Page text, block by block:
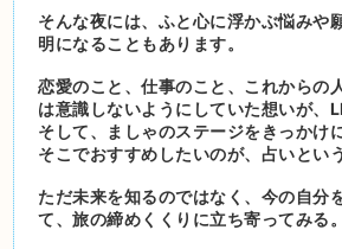
そんな夜には、ふと心に浮かぶ悩みや
明になることもあります。
恋愛のこと、仕事のこと、これからの
は意識しないようにしていた想いが、
そして、ましゃのステージをきっかけ
そこでおすすめしたいのが、占いとい
ただ未来を知るのではなく、今の自分
て、旅の締めくくりに立ち寄ってみる。